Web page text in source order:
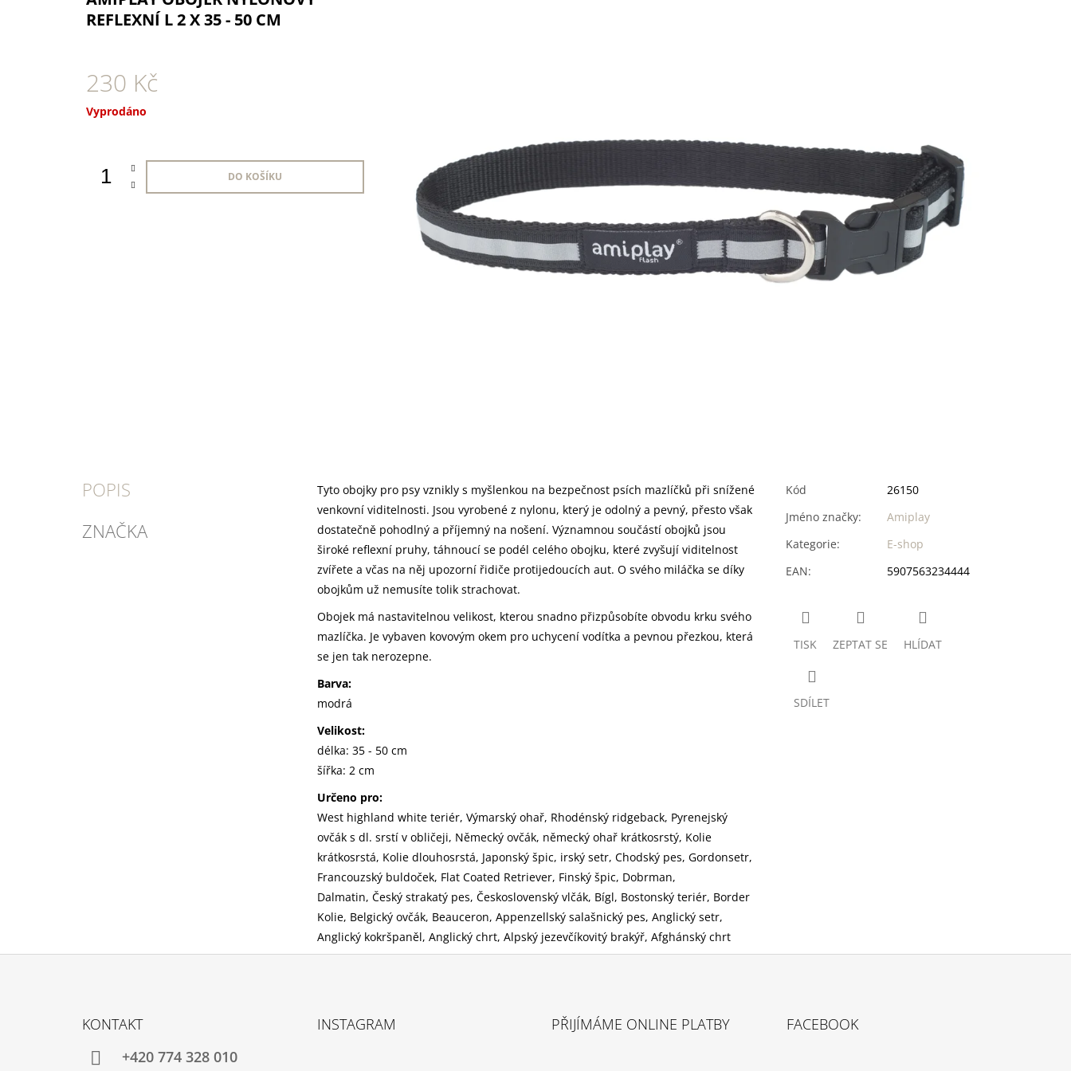
REFLEXNÍ L 2 X 35 - 50 CM
230 Kč
Měrná
Vyprodáno
DO KOŠÍKU
POPIS
ZNAČKA
Tyto obojky pro psy vznikly s myšlenkou na bezpečnost psích mazlíčků při snížené
venkovní viditelnosti. Jsou vyrobené z nylonu, který je odolný a pevný, přesto však
dostatečně pohodlný a příjemný na nošení. Významnou součástí obojků jsou
široké reflexní pruhy, táhnoucí se podél celého obojku, které zvyšují viditelnost
zvířete a včas na něj upozorní řidiče protijedoucích aut. O svého miláčka se díky
obojkům už nemusíte tolik strachovat.
Obojek má nastavitelnou velikost, kterou snadno přizpůsobíte obvodu krku svého
mazlíčka. Je vybaven kovovým okem pro uchycení vodítka a pevnou přezkou, která
se jen tak nerozepne.
Barva:
modrá
Velikost:
délka: 35 - 50 cm
šířka: 2 cm
Určeno pro:
West highland white teriér, Výmarský ohař, Rhodénský ridgeback, Pyrenejský
ovčák s dl. srstí v obličeji, Německý ovčák, německý ohař krátkosrstý, Kolie
krátkosrstá, Kolie dlouhosrstá, Japonský špic, irský setr, Chodský pes, Gordonsetr,
Francouzský buldoček, Flat Coated Retriever, Finský špic, Dobrman,
Dalmatin, Český strakatý pes, Československý vlčák, Bígl, Bostonský teriér, Border
Kolie, Belgický ovčák, Beauceron, Appenzellský salašnický pes, Anglický setr,
Anglický kokršpaněl, Anglický chrt, Alpský jezevčíkovitý brakýř, Afghánský chrt
Kód
26150
Jméno značky:
Amiplay
Kategorie:
E-shop
EAN: 5907563234444
TISK ZEPTAT SE HLÍDAT
SDÍLET
1 KS
35 Kč
KONTAKT
+420 774 328 010
INSTAGRAM PŘIJÍMÁME ONLINE PLATBY FACEBOOK